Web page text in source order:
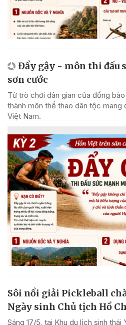
Đẩy gậy - môn thi đấu
sơn cước
Từ trò chơi dân gian của đồng
thành môn thể thao dân tộc mang
Việt Nam.
Sôi nổi giải Pickleball
Ngày sinh Chủ tịch Hồ
Sáng 17/5, tại Khu du lịch sinh thái